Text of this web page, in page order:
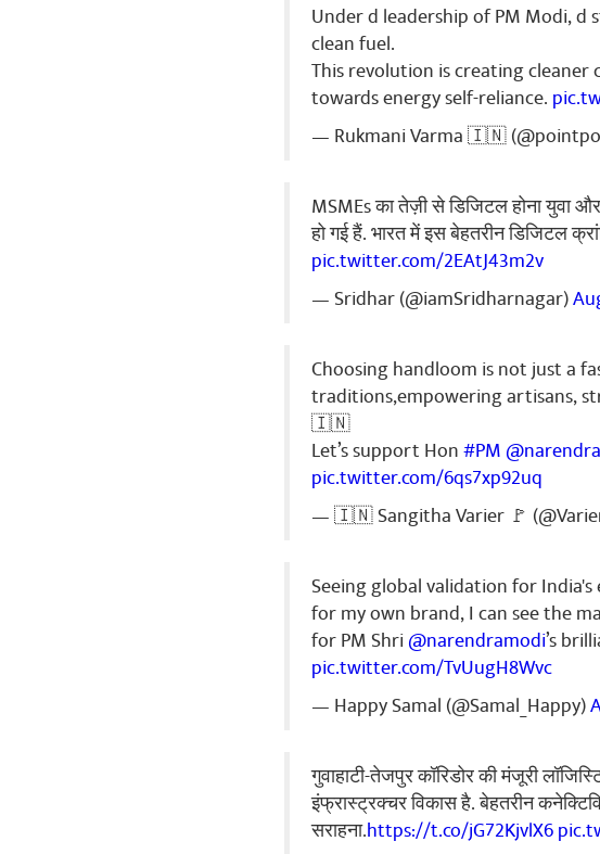
Under d leadership of PM Modi,
clean fuel.
This revolution is creating
towards energy self-reliance.
— Rukmani Varma 🇮🇳
MSMEs का तेज़ी से डिजिटल होना युवा
हो गई हैं. भारत में इस बेहतरीन डिजिटल
pic.twitter.com/2EAtJ43m2v
— Sridhar (@iamSridharnagar)
Choosing handloom is not just a
traditions,empowering artisans,
🇮🇳
Let’s support Hon#PM
pic.twitter.com/6qs7xp92uq
— 🇮🇳 Sangitha Varier 🚩
Seeing global validation for
for my own brand, I can see the
for PM Shri@narendramodi’s
pic.twitter.com/TvUugH8Wvc
— Happy Samal (@Samal_Happy)
गुवाहाटी-तेजपुर कॉरिडोर की मंजूरी
इंफ्रास्ट्रक्चर विकास है. बेहतरीन
सराहना.https://t.co/jG72KjvlX6